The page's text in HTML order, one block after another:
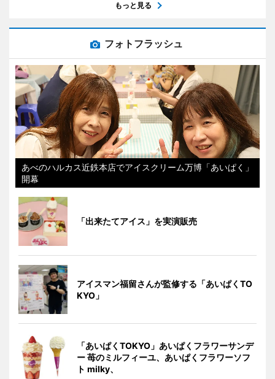
もっと見る
フォトフラッシュ
あべのハルカス近鉄本店でアイスクリーム万博「あいぱく」
開幕
「出来たてアイス」を実演販売
アイスマン福留さんが監修する「あいぱくTO
KYO」
「あいぱくTOKYO」あいぱくフラワーサンデ
ー 苺のミルフィーユ、あいぱくフラワーソフ
ト milky、